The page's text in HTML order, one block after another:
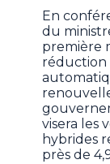
En
du
première
réduction
visera les
hybrides
près de